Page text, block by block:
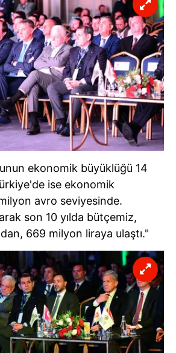
ekonomik büyüklüğü 14
ise ekonomik
avro seviyesinde.
son 10 yılda bütçemiz,
669 milyon liraya ulaştı."